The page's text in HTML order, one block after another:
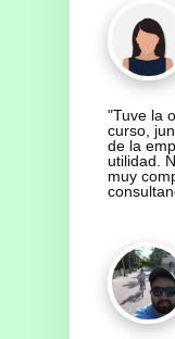
"Tuve la
curso,
de la
utilidad.
muy